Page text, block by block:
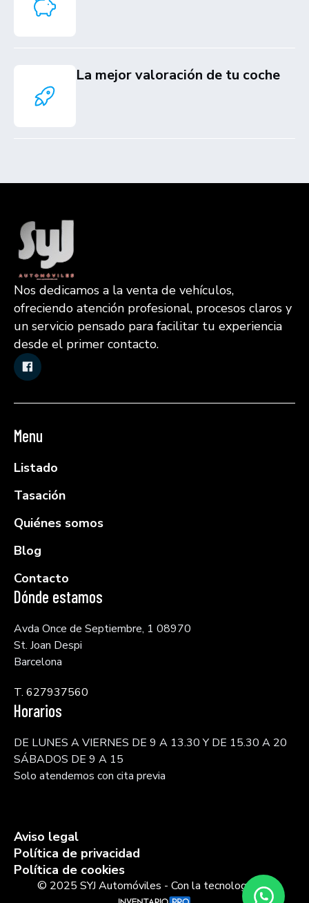
La mejor valoración de tu coche
Nos dedicamos a la venta de vehículos,
ofreciendo atención profesional, procesos claros y
un servicio pensado para facilitar tu experiencia
desde el primer contacto.
Menu
Listado
Tasación
Quiénes somos
Blog
Contacto
Dónde estamos
Avda Once de Septiembre, 1 08970
St. Joan Despi
Barcelona
T. 627937560
Horarios
DE LUNES A VIERNES DE 9 A 13.30 Y DE 15.30 A 20
SÁBADOS DE 9 A 15
Solo atendemos con cita previa
Aviso legal
Política de privacidad
Política de cookies
© 2025 SYJ Automóviles - Con la tecnología de: